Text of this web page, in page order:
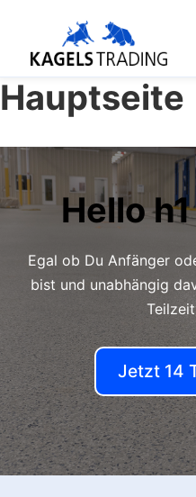
content
Hauptseite
Hello
Egal ob Du Anfänger
bist und unabhängig
Jetzt 14